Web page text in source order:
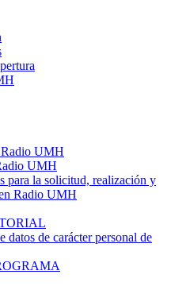
Radio UMH
UMH
para la solicitud, realización y
Radio UMH
datos de carácter personal de